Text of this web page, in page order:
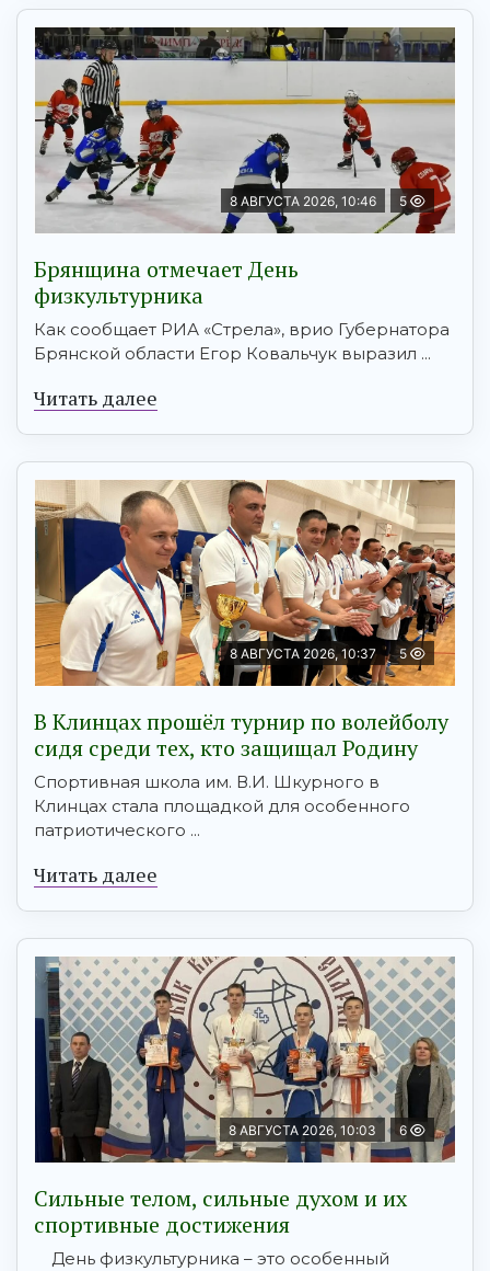
8 АВГУСТА 2026, 10:46 5
Брянщина отмечает День
физкультурника
Как сообщает РИА «Стрела», врио Губернатора
Брянской области Егор Ковальчук выразил ...
Читать далее
8 АВГУСТА 2026, 10:37 5
В Клинцах прошёл турнир по волейболу
сидя среди тех, кто защищал Родину
Спортивная школа им. В.И. Шкурного в
Клинцах стала площадкой для особенного
патриотического ...
Читать далее
8 АВГУСТА 2026, 10:03 6
Сильные телом, сильные духом и их
спортивные достижения
День физкультурника – это особенный